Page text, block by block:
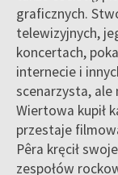
graficznych.
telewizyjnych,
koncertach,
internecie i
scenarzysta,
Wiertowa kupił
przestaje
Pêra kręcił
zespołów